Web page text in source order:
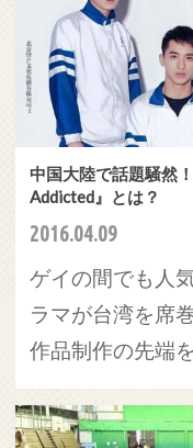
中国大陸で話題騒然
Addicted』とは？
2016.04.09
ゲイの間でも人
ラマが台湾を席
作品制作の先端